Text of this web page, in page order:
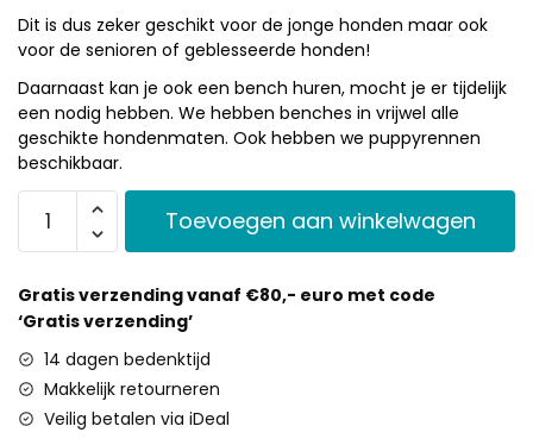
Dit is dus zeker geschikt voor de jonge honden maar ook
voor de senioren of geblesseerde honden!
Daarnaast kan je ook een bench huren, mocht je er tijdelijk
een nodig hebben. We hebben benches in vrijwel alle
geschikte hondenmaten. Ook hebben we puppyrennen
beschikbaar.
Toevoegen aan winkelwagen
Gratis verzending vanaf €80,- euro met code
‘Gratis verzending’
14 dagen bedenktijd
Makkelijk retourneren
Veilig betalen via iDeal